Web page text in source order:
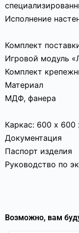
Исполнение
Комплект
Игровой модуль
Комплект
Материал
МДФ, фанера
Каркас: 600 х 600
Документация
Паспорт изделия
Руководство по
Возможно, вам